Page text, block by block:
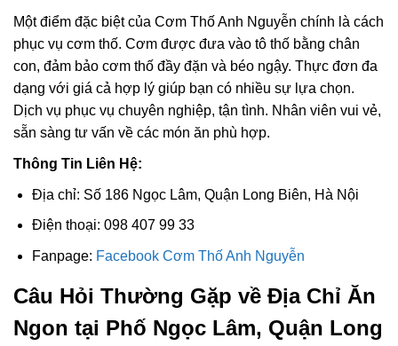
Một điểm đặc biệt của Cơm Thố Anh Nguyễn chính là cách
phục vụ cơm thố. Cơm được đưa vào tô thố bằng chân
con, đảm bảo cơm thố đầy đặn và béo ngậy. Thực đơn đa
dạng với giá cả hợp lý giúp bạn có nhiều sự lựa chọn.
Dịch vụ phục vụ chuyên nghiệp, tận tình. Nhân viên vui vẻ,
sẵn sàng tư vấn về các món ăn phù hợp.
Thông Tin Liên Hệ:
Địa chỉ: Số 186 Ngọc Lâm, Quận Long Biên, Hà Nội
Điện thoại: 098 407 99 33
Fanpage: Facebook Cơm Thố Anh Nguyễn
Câu Hỏi Thường Gặp về Địa Chỉ Ăn
Ngon tại Phố Ngọc Lâm, Quận Long